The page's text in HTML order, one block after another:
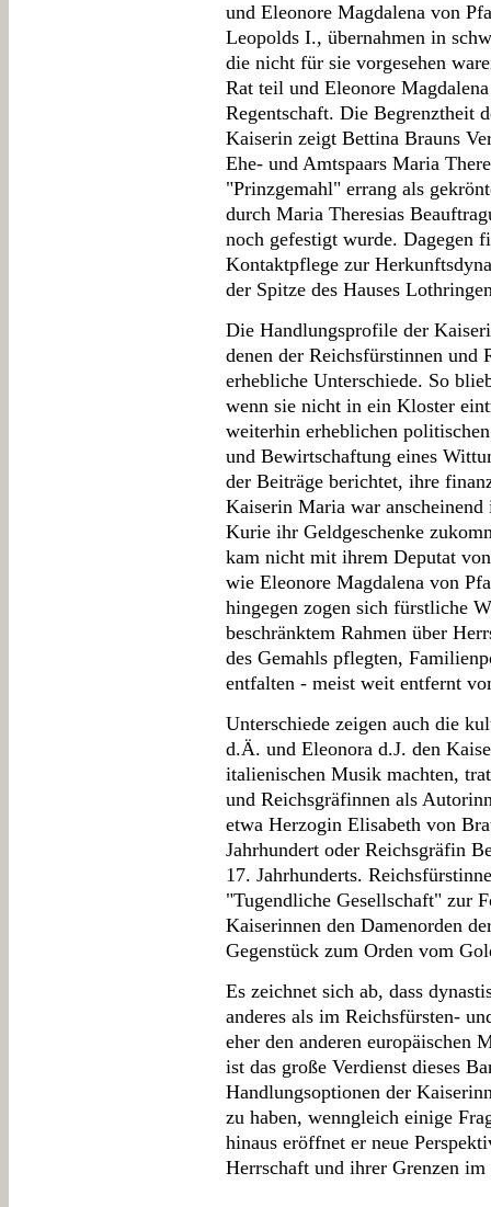
und Eleonore Magdalena von
Leopolds I., übernahmen in
die nicht für sie vorgesehen
Rat teil und Eleonore
Regentschaft. Die Begrenztheit
Kaiserin zeigt Bettina Brauns
Ehe- und Amtspaars Maria
"Prinzgemahl" errang als
durch Maria Theresias
noch gefestigt wurde. Dagegen
Kontaktpflege zur
der Spitze des Hauses
Die Handlungsprofile der
denen der Reichsfürstinnen und
erhebliche Unterschiede. So
wenn sie nicht in ein Kloster
weiterhin erheblichen
und Bewirtschaftung eines
der Beiträge berichtet, ihre
Kaiserin Maria war anscheinend
Kurie ihr Geldgeschenke
kam nicht mit ihrem Deputat
wie Eleonore Magdalena von
hingegen zogen sich fürstliche
beschränktem Rahmen über
des Gemahls pflegten,
entfalten - meist weit entfernt
Unterschiede zeigen auch die
d.Ä. und Eleonora d.J. den
italienischen Musik machten,
und Reichsgräfinnen als
etwa Herzogin Elisabeth von
Jahrhundert oder Reichsgräfin
17. Jahrhunderts.
"Tugendliche Gesellschaft" zur
Kaiserinnen den Damenorden
Gegenstück zum Orden vom
Es zeichnet sich ab, dass
anderes als im Reichsfürsten-
eher den anderen europäischen
ist das große Verdienst dieses
Handlungsoptionen der
zu haben, wenngleich einige
hinaus eröffnet er neue
Herrschaft und ihrer Grenzen